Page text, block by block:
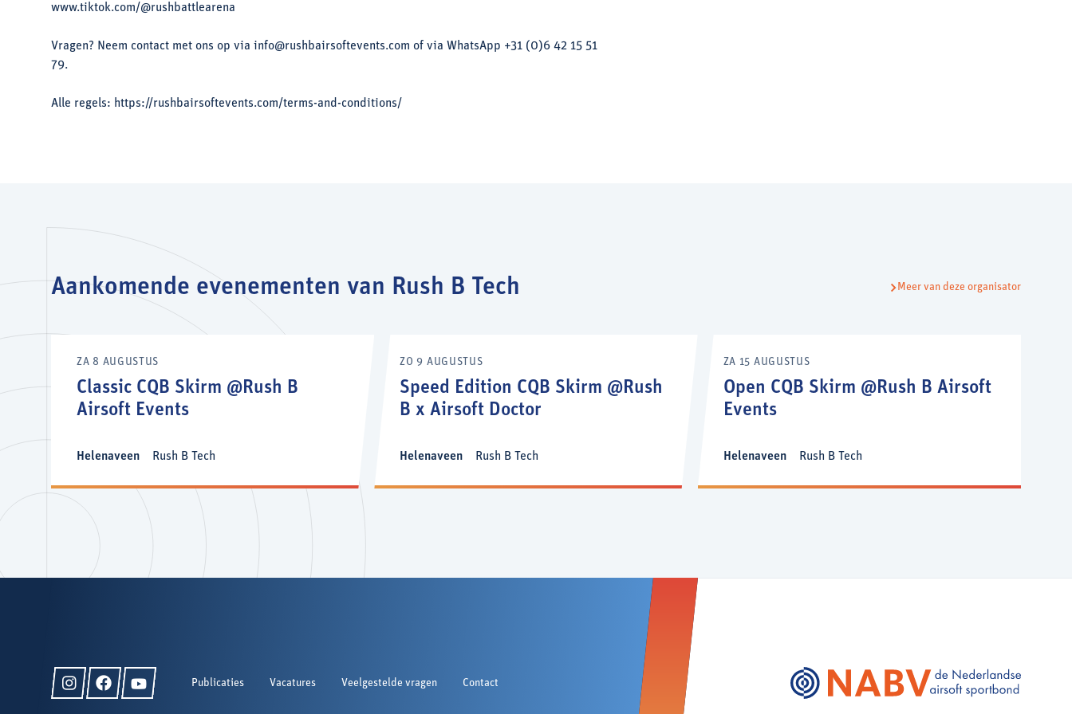
www.tiktok.com/@rushbattlearena
Vragen? Neem contact met ons op via info@rushbairsoftevents.com of via WhatsApp +31 (0)6 42 15 51
79.
Alle regels: https://rushbairsoftevents.com/terms-and-conditions/
Aankomende evenementen van Rush B Tech Meer van deze organisator
ZA 8 AUGUSTUS
Classic CQB Skirm @Rush B
Airsoft Events
Helenaveen Rush B Tech
ZO 9 AUGUSTUS
Speed Edition CQB Skirm @Rush
B x Airsoft Doctor
Helenaveen Rush B Tech
ZA 15 AUGUSTUS
Open CQB Skirm @Rush B Airsoft
Events
Helenaveen Rush B Tech
Publicaties Vacatures Veelgestelde vragen Contact